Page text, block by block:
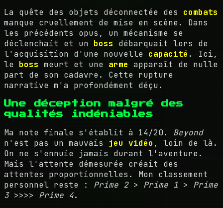
La quête des objets déconnectée des combats
manque cruellement de mise en scène. Dans
les précédents opus, un mécanisme se
déclenchait et un boss débarquait lors de
l'acquisition d'une nouvelle capacité . Ici,
le boss meurt et une arme apparaît de nulle
part de son cadavre. Cette rupture
narrative m'a profondément déçu.
Une déception malgré des
qualités indéniables
Ma note finale s'établit à 14/20. Beyond
n'est pas un mauvais jeu vidéo , loin de là.
On ne s'ennuie jamais durant l'aventure.
Mais l'attente démesurée créait des
attentes proportionnelles. Mon classement
personnel reste : Prime 2> Prime 1 > Prime
3>>>> Prime 4.